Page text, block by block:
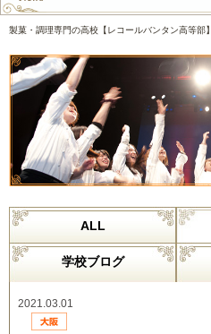
製菓・調理専門の高校【レコールバンタン高等部】
ALL
学校ブログ
2021.03.01